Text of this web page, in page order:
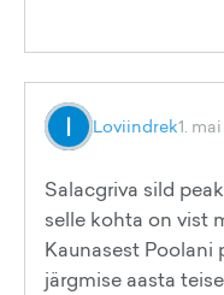
Loviindrek1.
Salacgriva sild
selle kohta on vist
Kaunasest Poolani
järgmise aasta